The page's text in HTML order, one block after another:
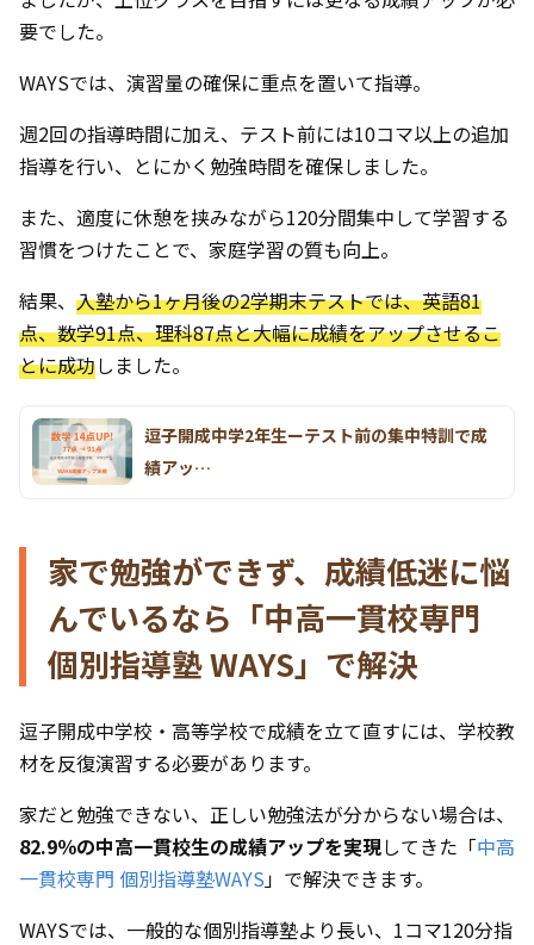
要でした。
WAYSでは、演習量の確保に重点を置いて指導。
週2回の指導時間に加え、テスト前には10コマ以上の追加
指導を行い、とにかく勉強時間を確保しました。
また、適度に休憩を挟みながら120分間集中して学習する
習慣をつけたことで、家庭学習の質も向上。
結果、 入塾から1ヶ月後の2学期末テストでは、英語81
点、数学91点、理科87点と大幅に成績をアップさせるこ
とに成功しました。
逗子開成中学2年生ーテスト前の集中特訓で成
績アッ…
家で勉強ができず、成績低迷に悩
んでいるなら「中高一貫校専門
個別指導塾 WAYS」で解決
逗子開成中学校・高等学校で成績を立て直すには、学校教
材を反復演習する必要があります。
家だと勉強できない、正しい勉強法が分からない場合は、
82.9％の中高一貫校生の成績アップを実現してきた「中高
一貫校専門 個別指導塾WAYS」で解決できます。
WAYSでは、一般的な個別指導塾より長い、1コマ120分指